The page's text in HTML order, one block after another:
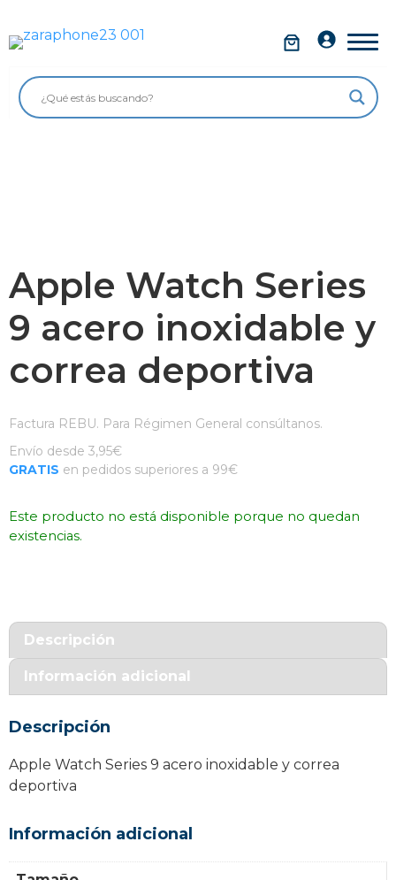
contenido
Apple Watch Series
9 acero inoxidable y
correa deportiva
Factura REBU. Para Régimen General consúltanos.
Envío desde 3,95€
GRATIS en pedidos superiores a 99€
Este producto no está disponible porque no quedan
existencias.
Descripción
Información adicional
Descripción
Apple Watch Series 9 acero inoxidable y correa
deportiva
Información adicional
Móviles
Impolutos
Accesorios
Garantía Zaraphone